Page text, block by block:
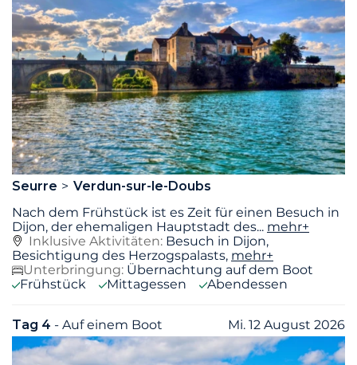
Seurre
Verdun-sur-le-Doubs
Nach dem Frühstück ist es Zeit für einen Besuch in
Dijon, der ehemaligen Hauptstadt des... mehr+
Inklusive Aktivitäten: Besuch in Dijon,
Besichtigung des Herzogspalasts, mehr+
Unterbringung: Übernachtung auf dem Boot
Frühstück
Mittagessen Abendessen
Tag 4 - Auf einem Boot Mi. 12 August 2026